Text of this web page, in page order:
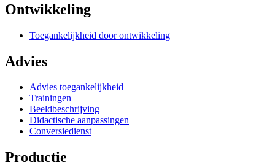
Ontwikkeling
Toegankelijkheid door ontwikkeling
Advies
Advies toegankelijkheid
Trainingen
Beeldbeschrijving
Didactische aanpassingen
Conversiedienst
Productie